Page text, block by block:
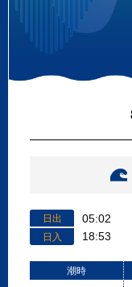
日出 05:02
日入 18:53
潮時